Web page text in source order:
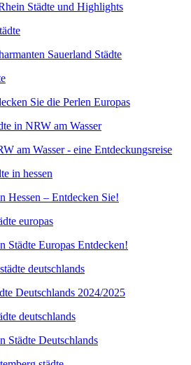
Städte und Highlights
Sauerland Städte
Sie die Perlen Europas
am Wasser - eine Entdeckungsreise
Hessen – Entdecken Sie!
Städte Europas Entdecken!
Deutschlands 2024/2025
Städte Deutschlands